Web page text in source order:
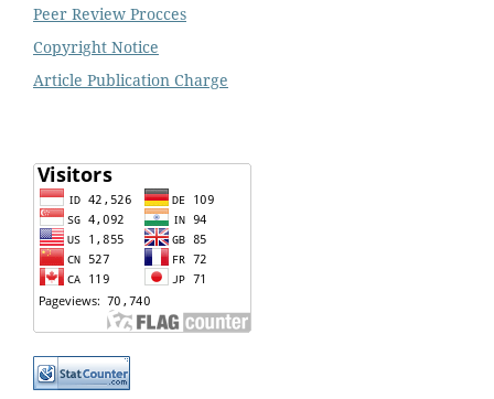
Peer Review Procces
Copyright Notice
Article Publication Charge